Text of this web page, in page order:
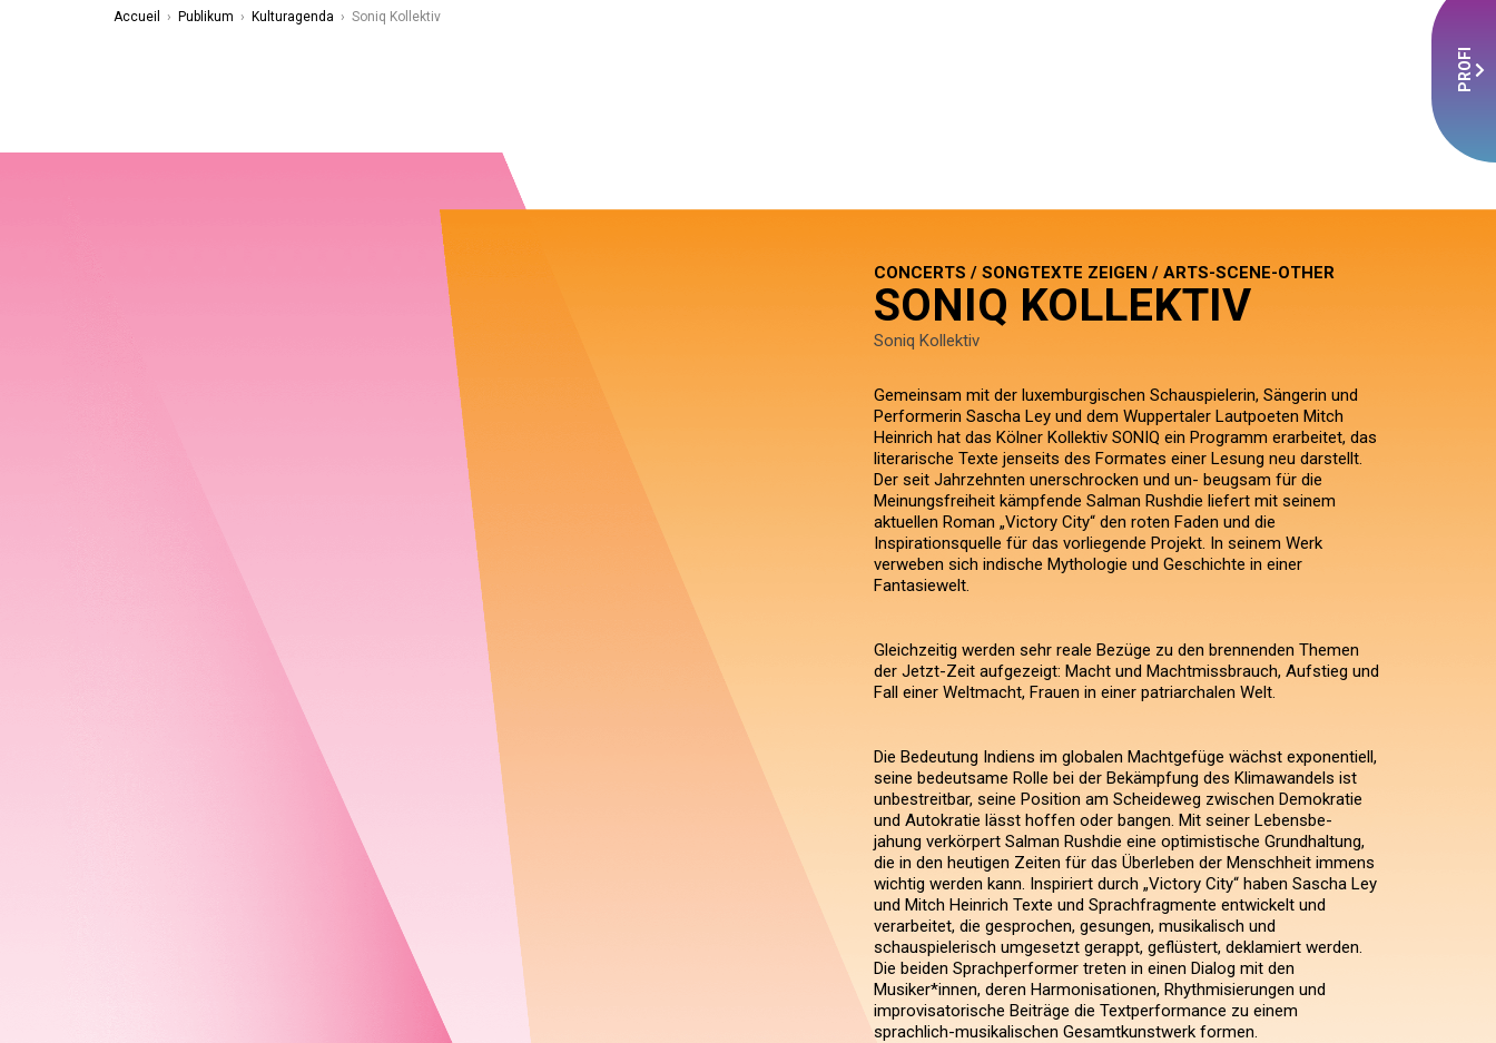
PROFI
Accueil › Publikum › Kulturagenda › Soniq Kollektiv
CONCERTS / SONGTEXTE ZEIGEN / ARTS-SCENE-OTHER
SONIQ KOLLEKTIV
Soniq Kollektiv
Gemeinsam mit der luxemburgischen Schauspielerin, Sängerin und
Performerin Sascha Ley und dem Wuppertaler Lautpoeten Mitch
Heinrich hat das Kölner Kollektiv SONIQ ein Programm erarbeitet, das
literarische Texte jenseits des Formates einer Lesung neu darstellt.
Der seit Jahrzehnten unerschrocken und un- beugsam für die
Meinungsfreiheit kämpfende Salman Rushdie liefert mit seinem
aktuellen Roman „Victory City“ den roten Faden und die
Inspirationsquelle für das vorliegende Projekt. In seinem Werk
verweben sich indische Mythologie und Geschichte in einer
Fantasiewelt.
Gleichzeitig werden sehr reale Bezüge zu den brennenden Themen
der Jetzt-Zeit aufgezeigt: Macht und Machtmissbrauch, Aufstieg und
Fall einer Weltmacht, Frauen in einer patriarchalen Welt.
Die Bedeutung Indiens im globalen Machtgefüge wächst exponentiell,
seine bedeutsame Rolle bei der Bekämpfung des Klimawandels ist
unbestreitbar, seine Position am Scheideweg zwischen Demokratie
und Autokratie lässt hoffen oder bangen. Mit seiner Lebensbe-
jahung verkörpert Salman Rushdie eine optimistische Grundhaltung,
die in den heutigen Zeiten für das Überleben der Menschheit immens
wichtig werden kann. Inspiriert durch „Victory City“ haben Sascha Ley
und Mitch Heinrich Texte und Sprachfragmente entwickelt und
verarbeitet, die gesprochen, gesungen, musikalisch und
schauspielerisch umgesetzt gerappt, geflüstert, deklamiert werden.
Die beiden Sprachperformer treten in einen Dialog mit den
Musiker*innen, deren Harmonisationen, Rhythmisierungen und
improvisatorische Beiträge die Textperformance zu einem
sprachlich-musikalischen Gesamtkunstwerk formen.